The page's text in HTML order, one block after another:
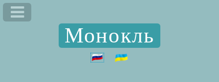
Монокль